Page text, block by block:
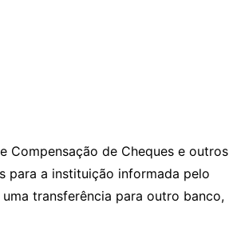
Compensação de Cheques e outros
para a instituição informada pelo
transferência para outro banco,